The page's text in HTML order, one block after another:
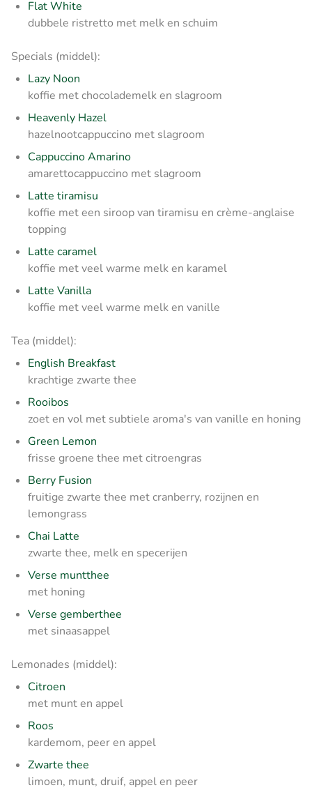
Flat White
dubbele ristretto met melk en schuim
Specials (middel):
Lazy Noon
koffie met chocolademelk en slagroom
Heavenly Hazel
hazelnootcappuccino met slagroom
Cappuccino Amarino
amarettocappuccino met slagroom
Latte tiramisu
koffie met een siroop van tiramisu en crème-anglaise
topping
Latte caramel
koffie met veel warme melk en karamel
Latte Vanilla
koffie met veel warme melk en vanille
Tea (middel):
English Breakfast
krachtige zwarte thee
Rooibos
zoet en vol met subtiele aroma's van vanille en honing
Green Lemon
frisse groene thee met citroengras
Berry Fusion
fruitige zwarte thee met cranberry, rozijnen en
lemongrass
Chai Latte
zwarte thee, melk en specerijen
Verse muntthee
met honing
Verse gemberthee
met sinaasappel
Lemonades (middel):
Citroen
met munt en appel
Roos
kardemom, peer en appel
Zwarte thee
limoen, munt, druif, appel en peer